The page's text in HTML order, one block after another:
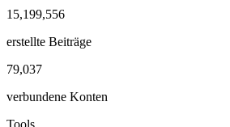
15,199,556
erstellte Beiträge
79,037
verbundene Konten
Tools